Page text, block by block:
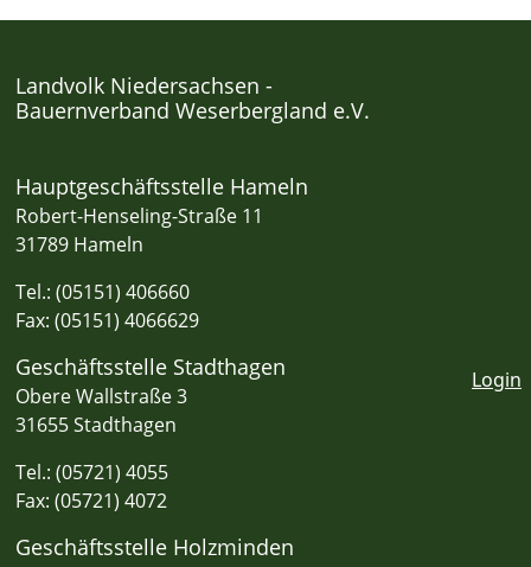
Landvolk Niedersachsen -
Bauernverband Weserbergland e.V.
Hauptgeschäftsstelle Hameln
Robert-Henseling-Straße 11
31789 Hameln
Tel.: (05151) 406660
Fax: (05151) 4066629
Geschäftsstelle Stadthagen
Obere Wallstraße 3
31655 Stadthagen
Tel.: (05721) 4055
Fax: (05721) 4072
Geschäftsstelle Holzminden
Login